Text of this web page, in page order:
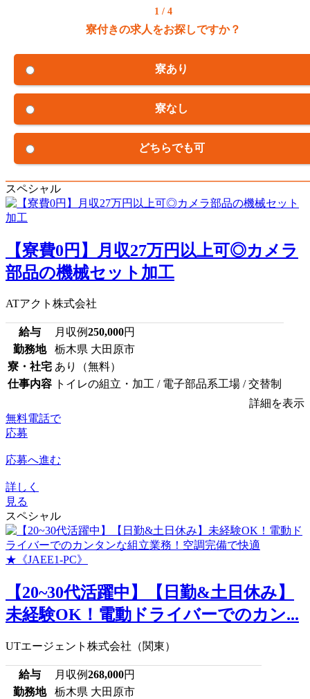
1 / 4
寮付きの求人をお探しですか？
寮あり
寮なし
どちらでも可
スペシャル
【寮費0円】月収27万円以上可◎カメラ
部品の機械セット加工
ATアクト株式会社
給与 月収例250,000円
勤務地
栃木県 大田原市
寮・社宅 あり（無料）
仕事内容
トイレの組立・加工 / 電子部品系工場 / 交替制
詳細を表示
無料電話で
応募
応募へ進む
詳しく
見る
スペシャル
【20~30代活躍中】【日勤&土日休み】
未経験OK！電動ドライバーでのカン...
UTエージェント株式会社（関東）
給与 月収例268,000円
勤務地
栃木県 大田原市